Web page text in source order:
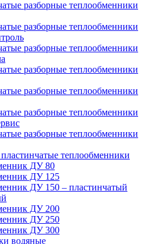
разборные теплообменники
разборные теплообменники
разборные теплообменники
разборные теплообменники
разборные теплообменники
разборные теплообменники
разборные теплообменники
теплообменники
ДУ 80
ДУ 125
ДУ 150 – пластинчатый
ДУ 200
ДУ 250
ДУ 300
водяные